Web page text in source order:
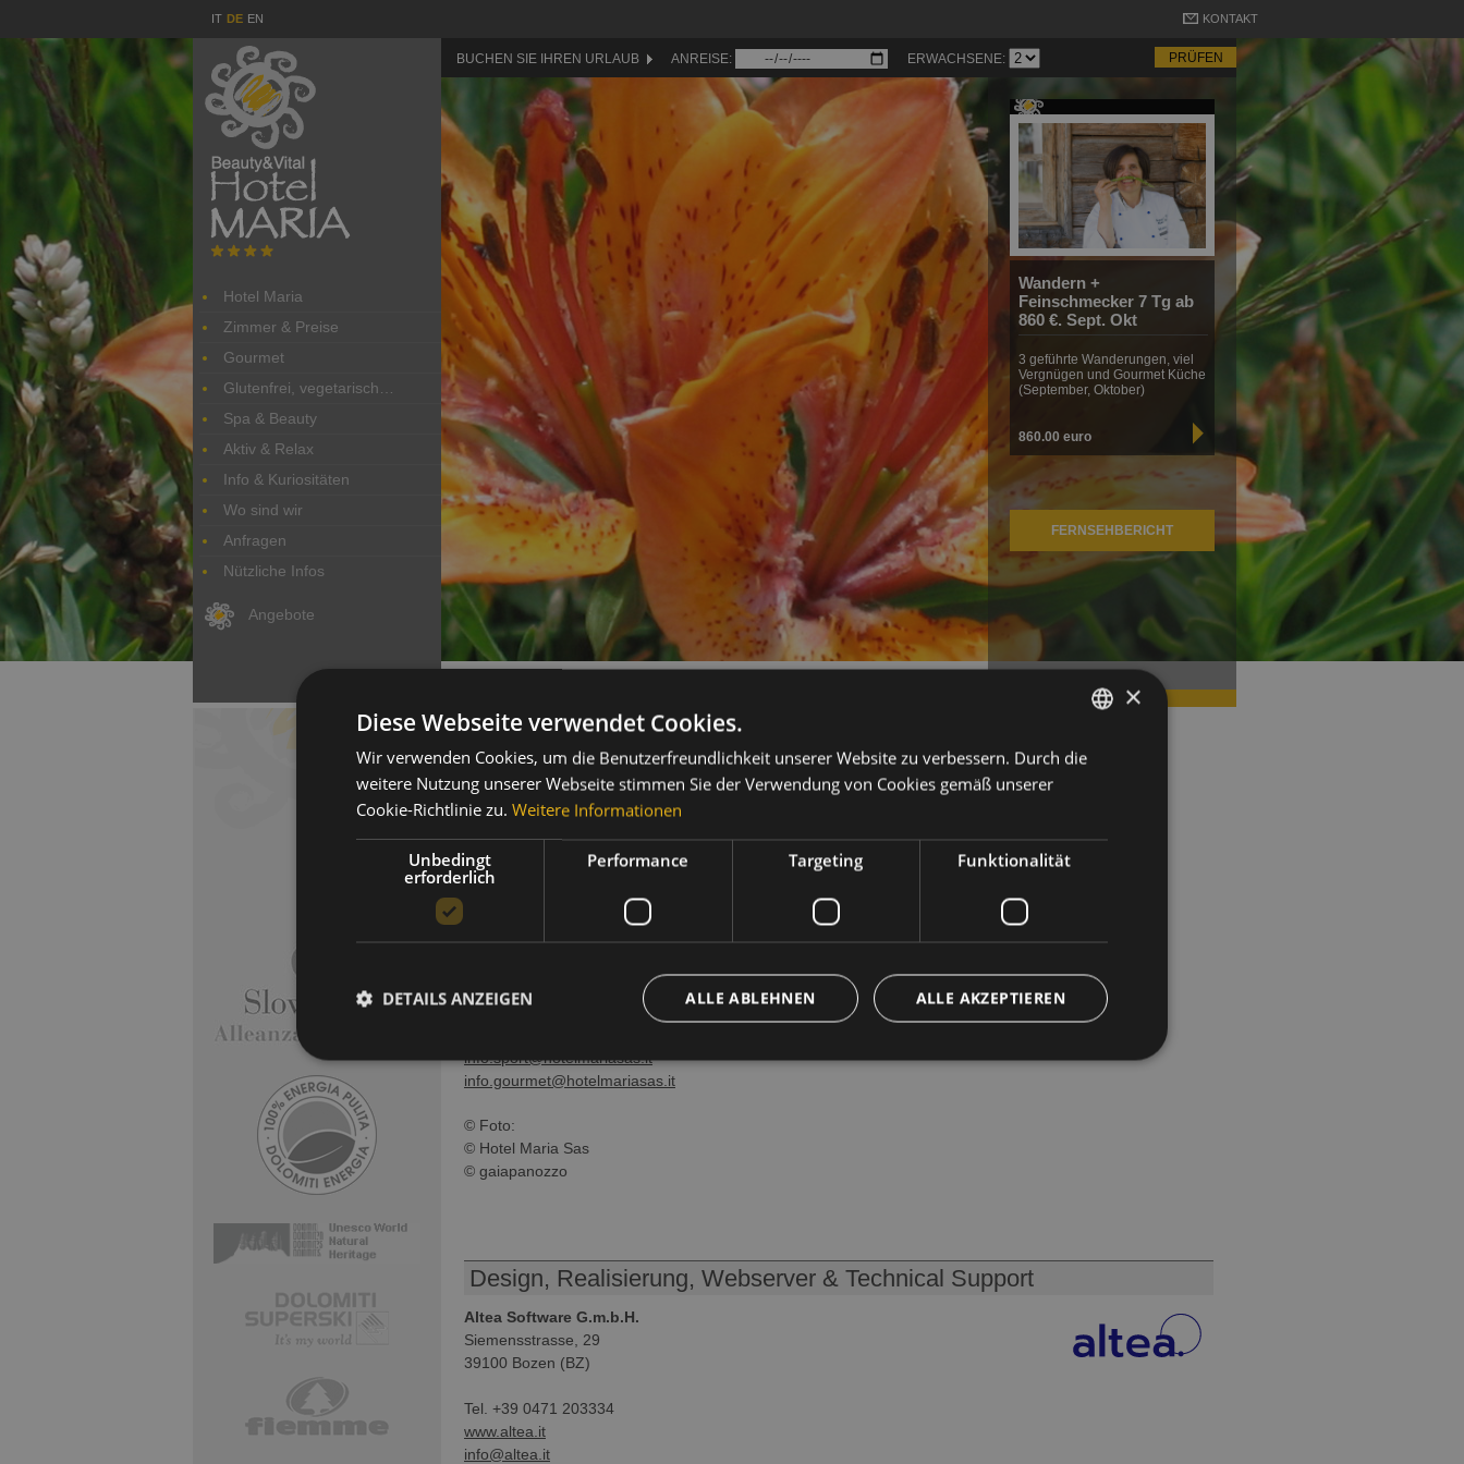
IT DE EN KONTAKT
Hotel Maria
Zimmer & Preise
Gourmet
Glutenfrei, vegetarisch…
Spa & Beauty
Aktiv & Relax
Info & Kuriositäten
Wo sind wir
Anfragen
Nützliche Infos
Angebote
BUCHEN SIE IHREN URLAUB ANREISE: ERWACHSENE:
Wandern +
Feinschmecker 7 Tg ab
860 €. Sept. Okt
3 geführte Wanderungen, viel
Vergnügen und Gourmet Küche
(September, Oktober)
860.00 euro
FERNSEHBERICHT
Impressum der Website
Beauty & Vital Hotel Maria
Hotel Maria Snc di Braito Patrizia e Monica
38033 Carano-Cavalese (TN)
MwSt Nr. 00577540222
Tel. +39 0462 341472 // +39 0462 341528 (auch für Fax)
info.sport@hotelmariasas.it
info.gourmet@hotelmariasas.it
© Foto:
© Hotel Maria Sas
© gaiapanozzo
Design, Realisierung, Webserver & Technical Support
Altea Software G.m.b.H.
Siemensstrasse, 29
39100 Bozen (BZ)
Tel. +39 0471 203334
www.altea.it
info@altea.it
ITALIAN
×
Diese Webseite verwendet Cookies.
Wir verwenden Cookies, um die Benutzerfreundlichkeit unserer Website zu verbessern. Durch die
weitere Nutzung unserer Webseite stimmen Sie der Verwendung von Cookies gemäß unserer
Cookie-Richtlinie zu. Weitere Informationen
Unbedingt
erforderlich
Performance Targeting Funktionalität
ALLE AKZEPTIEREN
ALLE ABLEHNEN
DETAILS ANZEIGEN